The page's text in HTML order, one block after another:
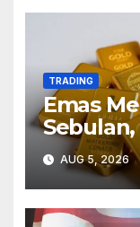
TRADING
Emas
Mereda
AUG 5, 2026